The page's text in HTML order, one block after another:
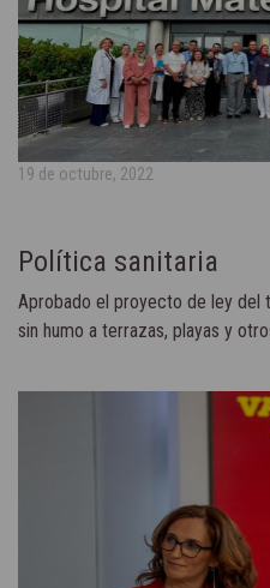
19 de octubre, 2022
Política sanitaria
Aprobado el proyecto de ley del
sin humo a terrazas, playas y